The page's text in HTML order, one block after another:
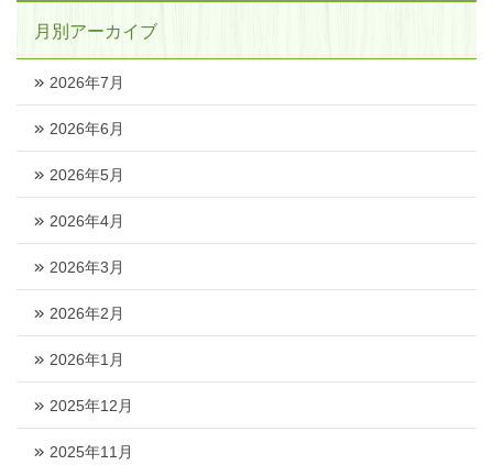
月別アーカイブ
2026年7月
2026年6月
2026年5月
2026年4月
2026年3月
2026年2月
2026年1月
2025年12月
2025年11月